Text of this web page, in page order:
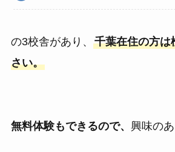
の3校舎があり、 千葉在住の方は
さい。
無料体験もできるので、 興味のあ